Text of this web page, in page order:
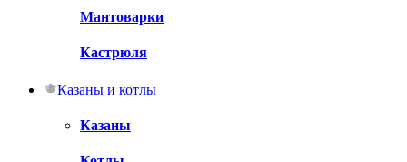
Мантоварки
Кастрюля
Казаны и котлы
Казаны